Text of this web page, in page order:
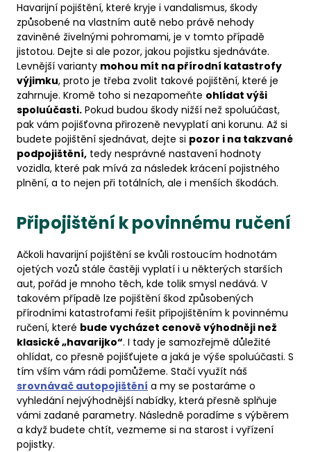
Havarijní pojištění, které kryje i vandalismus, škody
způsobené na vlastním autě nebo právě nehody
zaviněné živelnými pohromami, je v tomto případě
jistotou. Dejte si ale pozor, jakou pojistku sjednáváte.
Levnější varianty mohou mít na přírodní katastrofy
výjimku, proto je třeba zvolit takové pojištění, které je
zahrnuje. Kromě toho si nezapomeňte ohlídat výši
spoluúčasti. Pokud budou škody nižší než spoluúčast,
pak vám pojišťovna přirozeně nevyplatí ani korunu. Až si
budete pojištění sjednávat, dejte si pozor i na takzvané
podpojištění, tedy nesprávné nastavení hodnoty
vozidla, které pak mívá za následek krácení pojistného
plnění, a to nejen při totálních, ale i menších škodách.
Připojištění k povinnému ručení
Ačkoli havarijní pojištění se kvůli rostoucím hodnotám
ojetých vozů stále častěji vyplatí i u některých starších
aut, pořád je mnoho těch, kde tolik smysl nedává. V
takovém případě lze pojištění škod způsobených
přírodními katastrofami řešit připojištěním k povinnému
ručení, které bude vycházet cenově výhodněji než
klasické „havarijko“. I tady je samozřejmě důležité
ohlídat, co přesně pojišťujete a jaká je výše spoluúčasti. S
tím vším vám rádi pomůžeme. Stačí využít náš
srovnávač autopojištění a my se postaráme o
vyhledání nejvýhodnější nabídky, která přesně splňuje
vámi zadané parametry. Následně poradíme s výběrem
a když budete chtít, vezmeme si na starost i vyřízení
pojistky.